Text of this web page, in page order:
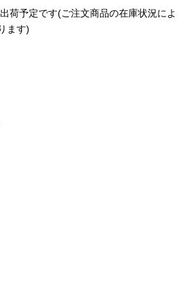
荷予定です(ご注文商品の在庫状況によ
ます)